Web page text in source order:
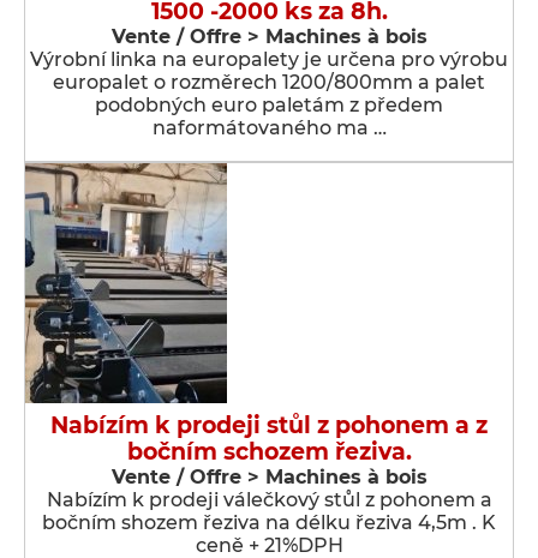
1500 -2000 ks za 8h.
Vente / Offre > Machines à bois
Výrobní linka na europalety je určena pro výrobu
europalet o rozměrech 1200/800mm a palet
podobných euro paletám z předem
naformátovaného ma …
Nabízím k prodeji stůl z pohonem a z
bočním schozem řeziva.
Vente / Offre > Machines à bois
Nabízím k prodeji válečkový stůl z pohonem a
bočním shozem řeziva na délku řeziva 4,5m . K
ceně + 21%DPH